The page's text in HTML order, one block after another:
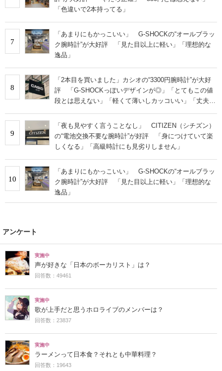
「色違いで2本持ってる」
7
「あまりにもかっこいい」 G-SHOCKの“オールブラッ
ク腕時計”が大好評 「見た目以上に軽い」「理想的な
逸品」
8
「2本目を買いました」カシオの“3300円腕時計”が大好
評 「G-SHOCKっぽいデザインが◎」「とてもこの値
段とは思えない」「軽くて薄いしカッコいい」「丈夫で
9
「夜も見やすく言うことなし」 CITIZEN（シチズン）
の“電池交換不要な腕時計”が好評 「身につけていて楽
しくなる」「高級時計にも見劣りしません」
10
「あまりにもかっこいい」 G-SHOCKの“オールブラッ
ク腕時計”が大好評 「見た目以上に軽い」「理想的な
逸品」
アンケート
実施中
声が好きな「日本のボーカリスト」は？
回答数：49461
実施中
歌が上手だと思うホロライブのメンバーは？
回答数：23837
実施中
ラーメンって日本食？それとも中華料理？
回答数：19643